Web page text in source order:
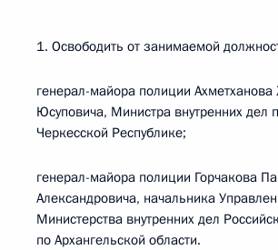
1. Освободить от занимаемой
генерал-майора полиции
Юсуповича, Министра внутренних дел
Черкесской Республике;
генерал-майора полиции Горчакова
Александровича, начальника
Министерства внутренних дел
по Архангельской области.